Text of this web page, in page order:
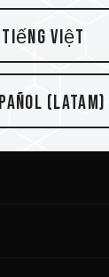
Tiếng Việt
(Latam)